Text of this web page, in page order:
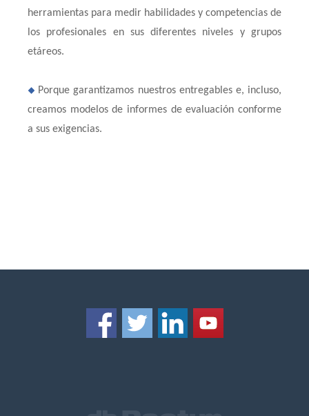
herramientas para medir habilidades y competencias de
los profesionales en sus diferentes niveles y grupos
etáreos.
Porque garantizamos nuestros entregables e, incluso,
creamos modelos de informes de evaluación conforme
a sus exigencias.